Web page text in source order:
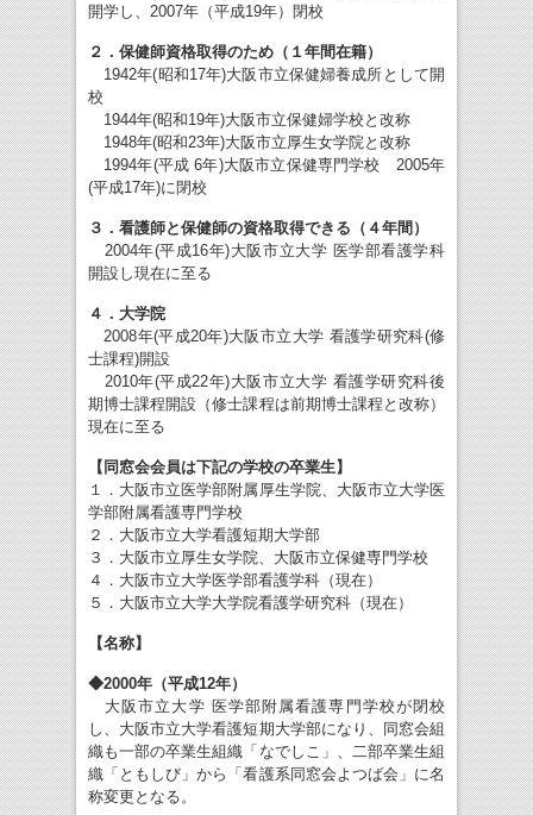
開学し、2007年（平成19年）閉校
２．保健師資格取得のため（１年間在籍）
1942年(昭和17年)大阪市立保健婦養成所として開
校
1944年(昭和19年)大阪市立保健婦学校と改称
1948年(昭和23年)大阪市立厚生女学院と改称
1994年(平成 6年)大阪市立保健専門学校 2005年
(平成17年)に閉校
３．看護師と保健師の資格取得できる（４年間）
2004年(平成16年)大阪市立大学 医学部看護学科
開設し現在に至る
４．大学院
2008年(平成20年)大阪市立大学 看護学研究科(修
士課程)開設
2010年(平成22年)大阪市立大学 看護学研究科後
期博士課程開設（修士課程は前期博士課程と改称）
現在に至る
【同窓会会員は下記の学校の卒業生】
１．大阪市立医学部附属厚生学院、大阪市立大学医
学部附属看護専門学校
２．大阪市立大学看護短期大学部
３．大阪市立厚生女学院、大阪市立保健専門学校
４．大阪市立大学医学部看護学科（現在）
５．大阪市立大学大学院看護学研究科（現在）
【名称】
◆2000年（平成12年）
大阪市立大学 医学部附属看護専門学校が閉校
し、大阪市立大学看護短期大学部になり、同窓会組
織も一部の卒業生組織「なでしこ」、二部卒業生組
織「ともしび」から「看護系同窓会よつば会」に名
称変更となる。